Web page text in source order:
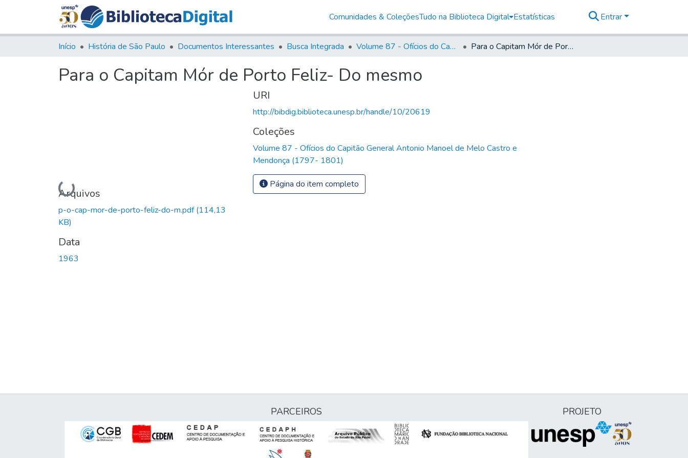
Comunidades & ColeçõesTudo na Biblioteca Digital Estatísticas Entrar
Início História de São Paulo Documentos Interessantes Busca Integrada Volume 87 - Ofícios do Capitão General Antonio Manoel de Melo Castro e Mendonça (1797- 1801) Para o Capitam Mór de Porto Feliz- Do mesmo
Para o Capitam Mór de Porto Feliz- Do mesmo
Carregando...
Arquivos
p-o-cap-mor-de-porto-feliz-do-m.pdf(114,13
KB)
Data
1963
URI
http://bibdig.biblioteca.unesp.br/handle/10/20619
Coleções
Volume 87 - Ofícios do Capitão General Antonio Manoel de Melo Castro e
Mendonça (1797- 1801)
Página do item completo
PARCEIROS PROJETO